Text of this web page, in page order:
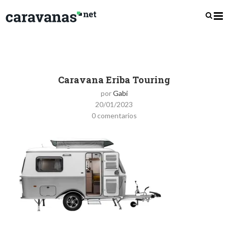
Caravana Eriba Touring
porGabi
20/01/2023
0 comentarios